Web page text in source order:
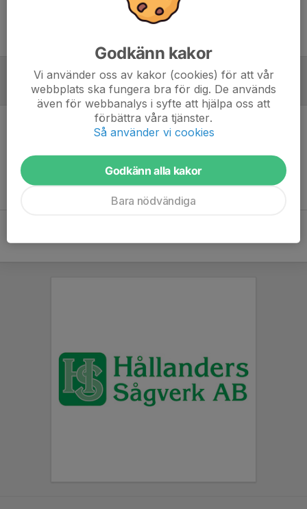
Ingen uppställning ifylld
Referat
Inget referat skrivet
Godkänn kakor
Vi använder oss av kakor (cookies) för att vår
webbplats ska fungera bra för dig. De används
även för webbanalys i syfte att hjälpa oss att
förbättra våra tjänster.
Så använder vi cookies
Godkänn alla kakor
Bara nödvändiga